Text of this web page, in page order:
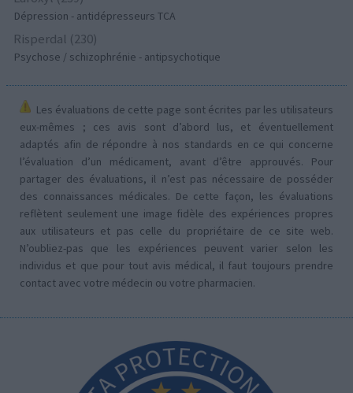
Dépression - antidépresseurs TCA
Risperdal (230)
Psychose / schizophrénie - antipsychotique
Les évaluations de cette page sont écrites par les utilisateurs
eux-mêmes ; ces avis sont d’abord lus, et éventuellement
adaptés afin de répondre à nos standards en ce qui concerne
l’évaluation d’un médicament, avant d’être approuvés. Pour
partager des évaluations, il n’est pas nécessaire de posséder
des connaissances médicales. De cette façon, les évaluations
reflètent seulement une image fidèle des expériences propres
aux utilisateurs et pas celle du propriétaire de ce site web.
N’oubliez-pas que les expériences peuvent varier selon les
individus et que pour tout avis médical, il faut toujours prendre
contact avec votre médecin ou votre pharmacien.